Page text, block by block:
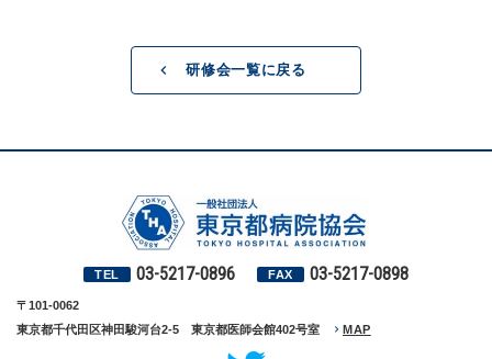
研修会一覧に戻る
TEL 03-5217-0896 FAX 03-5217-0898
〒101-0062
東京都千代田区神田駿河台2-5 東京都医師会館402号室
MAP